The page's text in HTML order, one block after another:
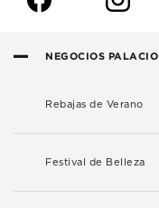
NEGOCIOS PALACIO
Rebajas de Verano
Festival de Belleza